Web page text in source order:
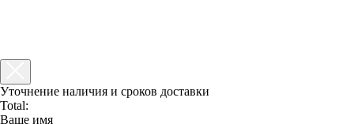
Уточнение наличия и сроков доставки
Total:
Ваше имя